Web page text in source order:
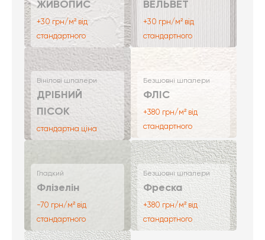
ЖИВОПИС
+30 грн/м² від
стандартного
ВЕЛЬВЕТ
+30 грн/м² від
стандартного
Вінілові шпалери
ДРІБНИЙ
ПІСОК
стандартна ціна
Безшовні шпалери
ФЛІС
+380 грн/м² від
стандартного
Гладкий
Флізелін
-70 грн/м² від
стандартного
Безшовні шпалери
Фреска
+380 грн/м² від
стандартного